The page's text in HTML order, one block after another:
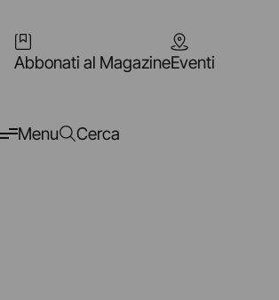
Abbonati al MagazineEventi
Menu Cerca